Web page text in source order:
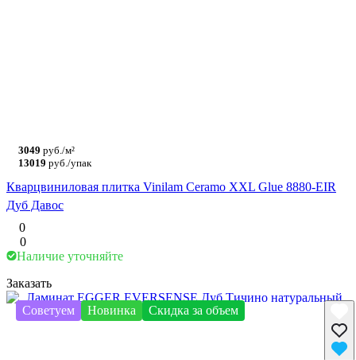
3049 руб./м²
13019 руб./упак
Кварцвиниловая плитка Vinilam Ceramo XXL Glue 8880-EIR
Дуб Давос
0
0
Наличие уточняйте
Заказать
Советуем
Новинка Скидка за объем